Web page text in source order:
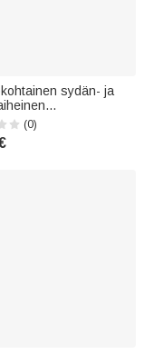
sydän- ja
suuri
kassi,
käyttöön,
(0)